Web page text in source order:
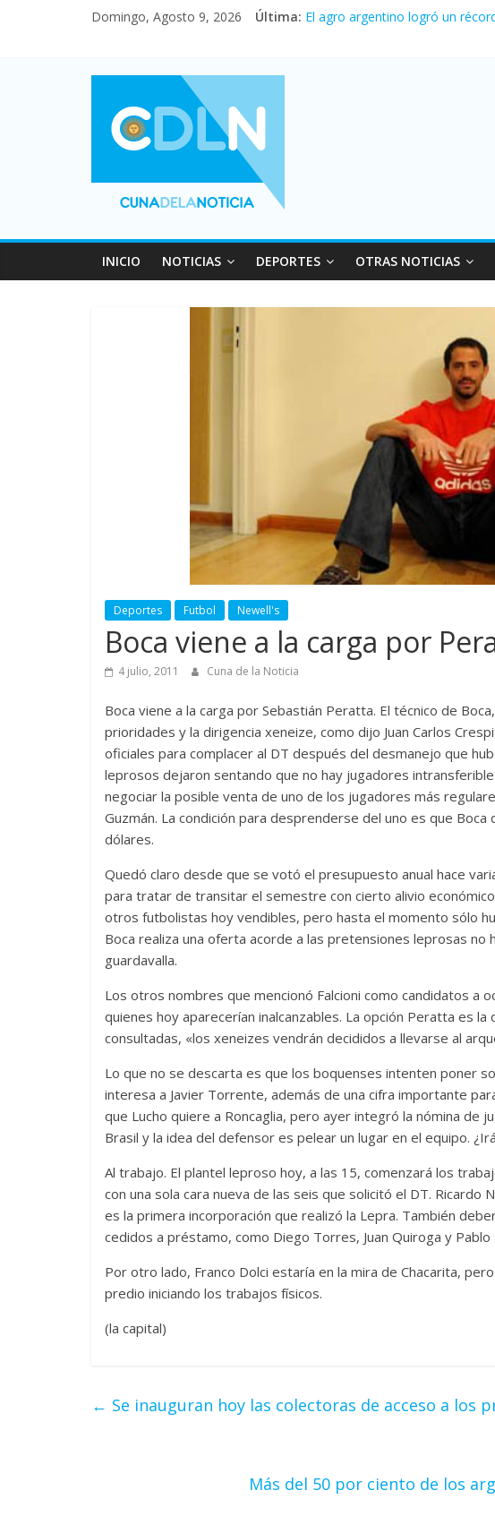
Domingo, Agosto 9, 2026 Última: Fuerte caída de la venta de
Desde que asumió Milei
Vacaciones de invierno con
INICIO NOTICIAS DEPORTES OTRAS NOTICIAS
Deportes Futbol Newell's
Boca viene a la carga por
4 julio, 2011 Cuna de la Noticia
Boca viene a la carga por Sebastián Peratta. El técnico de
prioridades y la dirigencia xeneize, como dijo Juan Carlos
oficiales para complacer al DT después del desmanejo que
leprosos dejaron sentando que no hay jugadores
negociar la posible venta de uno de los jugadores más
Guzmán. La condición para desprenderse del uno es que
dólares.
Quedó claro desde que se votó el presupuesto anual hace
para tratar de transitar el semestre con cierto alivio
otros futbolistas hoy vendibles, pero hasta el momento sólo
Boca realiza una oferta acorde a las pretensiones leprosas
guardavalla.
Los otros nombres que mencionó Falcioni como candidatos a
quienes hoy aparecerían inalcanzables. La opción Peratta es
consultadas, «los xeneizes vendrán decididos a llevarse al
Lo que no se descarta es que los boquenses intenten poner
interesa a Javier Torrente, además de una cifra importante
que Lucho quiere a Roncaglia, pero ayer integró la nómina de
Brasil y la idea del defensor es pelear un lugar en el equipo.
Al trabajo. El plantel leproso hoy, a las 15, comenzará los
con una sola cara nueva de las seis que solicitó el DT.
es la primera incorporación que realizó la Lepra. También
cedidos a préstamo, como Diego Torres, Juan Quiroga y
Por otro lado, Franco Dolci estaría en la mira de Chacarita,
predio iniciando los trabajos físicos.
(la capital)
← Se inauguran hoy las colectoras de acceso a los
Más del 50 por ciento de los